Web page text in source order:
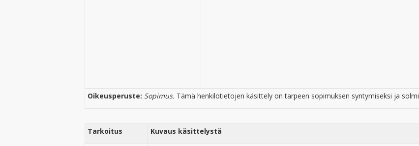
Oikeusperuste: Sopimus. Tämä henkilötietojen käsittely on tarpeen sopimuksen syntymiseksi ja
Tarkoitus Kuvaus käsittelystä